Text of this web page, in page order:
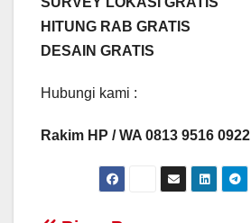
HITUNG RAB GRATIS
DESAIN GRATIS
Hubungi kami :
Rakim HP / WA 0813 9516 0922